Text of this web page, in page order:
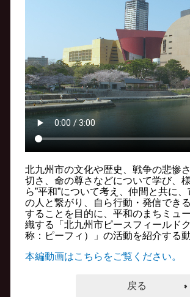
北九州市の文化や歴史、戦争の悲惨
切さ、命の尊さなどについて学び、
ら”平和”について考え、仲間と共に、
の人と繋がり、自ら行動・発信でき
することを目的に、平和のまちミュ
織する「北九州市ピースフィールド
称：ピーフィ）」の活動を紹介する動
本編動画はこちらをご覧ください。
戻る